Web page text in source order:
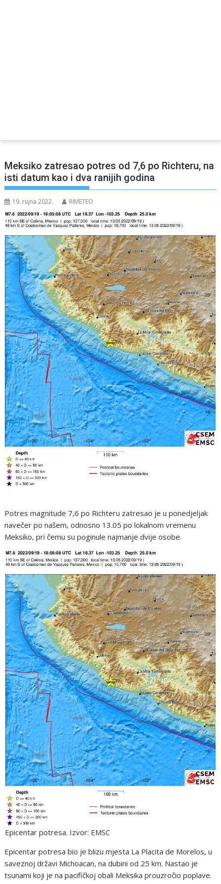
Meksiko zatresao potres od 7,6 po Richteru, na
isti datum kao i dva ranijih godina
19. rujna 2022. RIMETEO
Potres magnitude 7,6 po Richteru zatresao je u ponedjeljak
navečer po našem, odnosno 13.05 po lokalnom vremenu
Meksiko, pri čemu su poginule najmanje dvije osobe.
Epicentar potresa. Izvor: EMSC
Epicentar potresa bio je blizu mjesta La Placita de Morelos, u
saveznoj državi Michoacan, na dubini od 25 km. Nastao je
tsunami koji je na pacifičkoj obali Meksika prouzročio poplave.